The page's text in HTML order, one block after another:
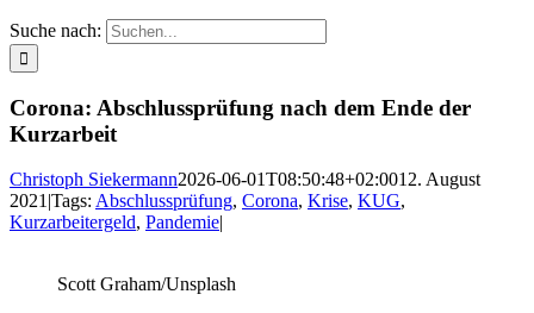
Suche nach:
Corona: Abschlussprüfung nach dem Ende der
Kurzarbeit
Christoph Siekermann2026-06-01T08:50:48+02:0012. August
2021|Tags: Abschlussprüfung, Corona, Krise, KUG,
Kurzarbeitergeld, Pandemie|
Scott Graham/Unsplash